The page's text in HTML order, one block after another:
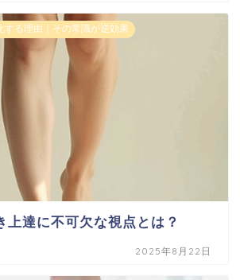
する理由｜その常識が逆効果
上達に不可欠な視点とは？
2025年8月22日